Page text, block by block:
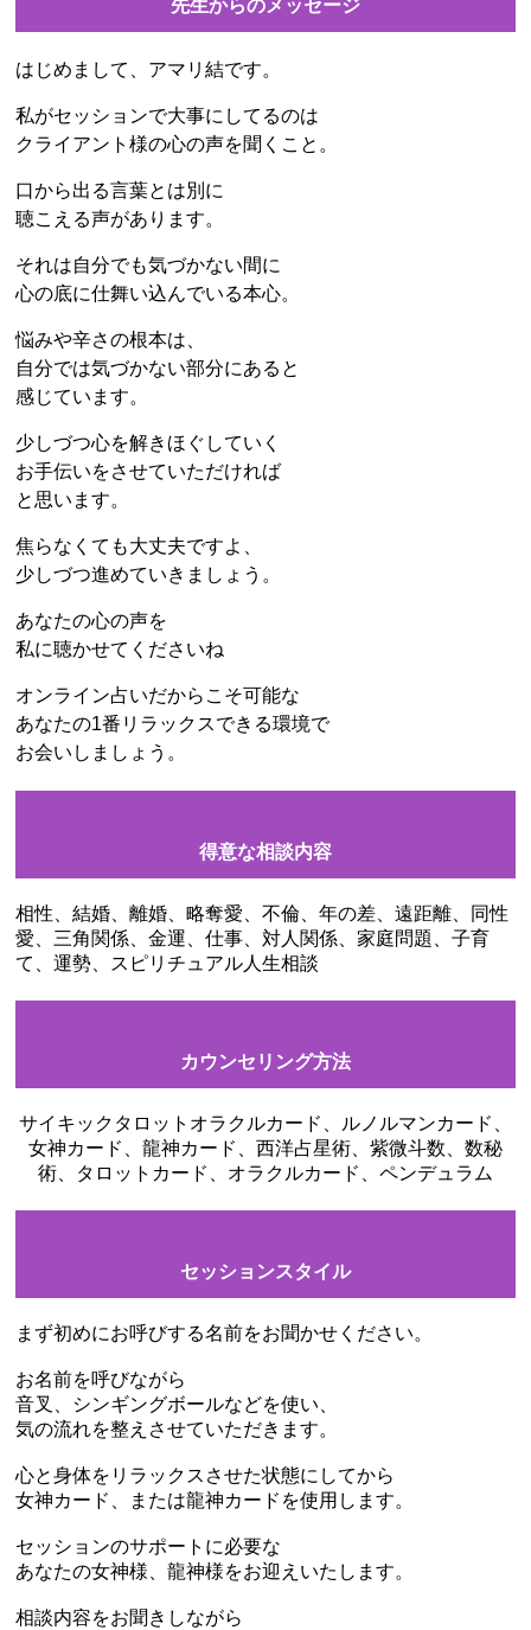
先生からのメッセージ
はじめまして、アマリ結です。
私がセッションで大事にしてるのは
クライアント様の心の声を聞くこと。
口から出る言葉とは別に
聴こえる声があります。
それは自分でも気づかない間に
心の底に仕舞い込んでいる本心。
悩みや辛さの根本は、
自分では気づかない部分にあると
感じています。
少しづつ心を解きほぐしていく
お手伝いをさせていただければ
と思います。
焦らなくても大丈夫ですよ、
少しづつ進めていきましょう。
あなたの心の声を
私に聴かせてくださいね
オンライン占いだからこそ可能な
あなたの1番リラックスできる環境で
お会いしましょう。
得意な相談内容
相性、結婚、離婚、略奪愛、不倫、年の差、遠距離、同性
愛、三角関係、金運、仕事、対人関係、家庭問題、子育
て、運勢、スピリチュアル人生相談
カウンセリング方法
サイキックタロットオラクルカード、ルノルマンカード、
女神カード、龍神カード、西洋占星術、紫微斗数、数秘
術、タロットカード、オラクルカード、ペンデュラム
セッションスタイル
まず初めにお呼びする名前をお聞かせください。
お名前を呼びながら
音叉、シンギングボールなどを使い、
気の流れを整えさせていただきます。
心と身体をリラックスさせた状態にしてから
女神カード、または龍神カードを使用します。
セッションのサポートに必要な
あなたの女神様、龍神様をお迎えいたします。
相談内容をお聞きしながら